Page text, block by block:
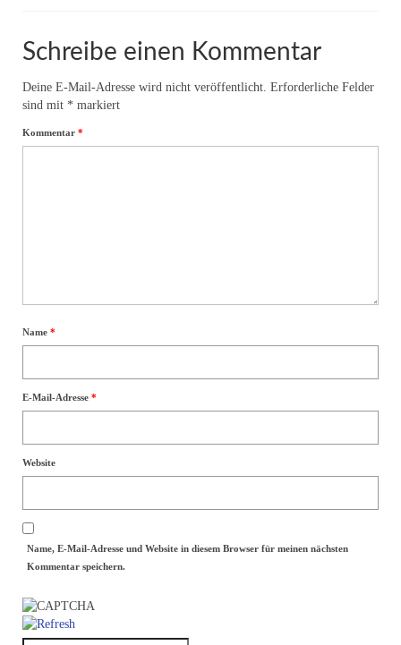
Seminartermine
Energie I
Team
Kontakt
Datenschutzerklärung
Schreibe einen Kommentar
Deine E-Mail-Adresse wird nicht veröffentlicht. Erforderliche Felder
sind mit * markiert
Kommentar *
Name *
E-Mail-Adresse *
Website
Name, E-Mail-Adresse und Website in diesem Browser für meinen nächsten
Kommentar speichern.